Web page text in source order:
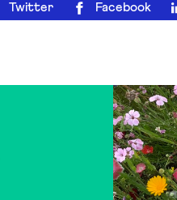
Twitter Facebook